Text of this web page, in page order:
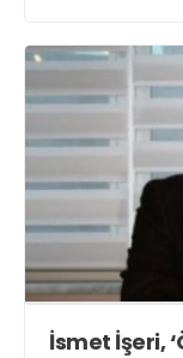
İsmet İşeri,